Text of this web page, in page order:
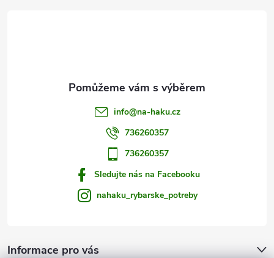
Informace pro vás
info@na-haku.cz
736260357
736260357
Sledujte nás na Facebooku
nahaku_rybarske_potreby